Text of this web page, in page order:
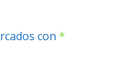
con*